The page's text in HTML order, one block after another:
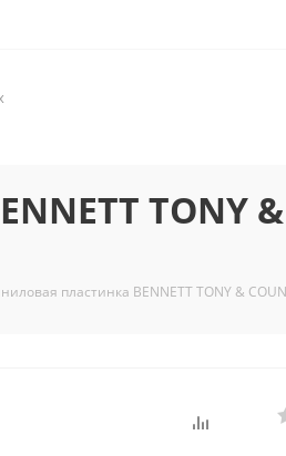
TONY
пластинка BENNETT TONY &